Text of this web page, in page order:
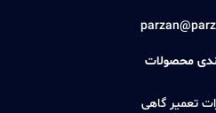
محصولات
تعمیر گاهی